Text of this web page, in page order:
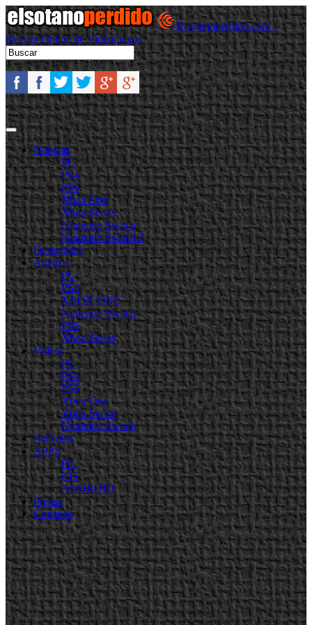
Elsotanoperdido.com -
Revista Online de Videojuegos
Noticias
PC
PS4
PS5
Xbox One
Xbox Series
Nintendo Switch
Nintendo Switch 2
Destacadas
Análisis
PC
PS4
XBOX ONE
Nintendo Switch
PS5
Xbox Series
Videos
PC
PS4
PS5
Xbox One
Xbox Series
Nintendo Switch
Artículos
APPS
PC
iOS
ANDROID
Prensa
Contacto